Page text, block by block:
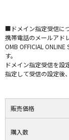
■ドメイン指定受信に
携帯電話のメールアド
OMB OFFICIAL
す。
ドメイン指定受信を
指定して受信の設定後
販売価格
購入数